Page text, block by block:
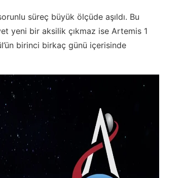
süreç büyük ölçüde aşıldı. Bu
yeni bir aksilik çıkmaz ise Artemis 1
birinci birkaç günü içerisinde